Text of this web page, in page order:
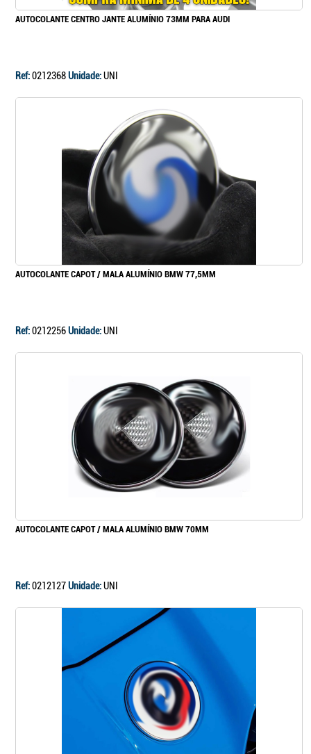
AUTOCOLANTE CENTRO JANTE ALUMÍNIO 73MM PARA AUDI
Ref:0212368Unidade:UNI
AUTOCOLANTE CAPOT / MALA ALUMÍNIO BMW 77,5MM
Ref:0212256Unidade:UNI
AUTOCOLANTE CAPOT / MALA ALUMÍNIO BMW 70MM
Ref:0212127Unidade:UNI